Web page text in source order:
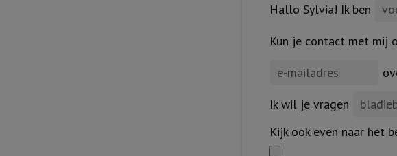
Hallo Sylvia! Ik ben
Kun je contact met mij
Ik wil je vragen
Kijk ook even naar het